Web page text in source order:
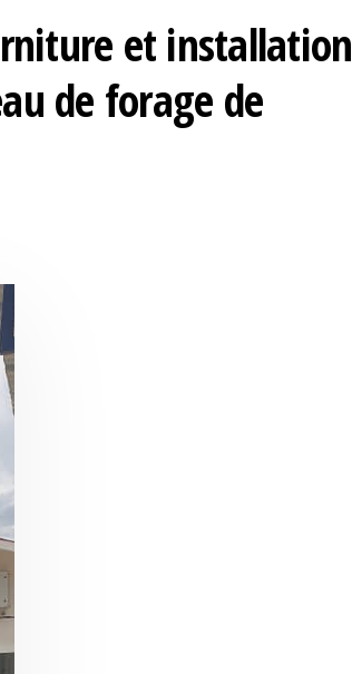
et installation
de forage de